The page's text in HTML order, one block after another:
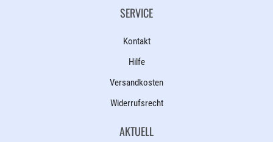
SERVICE
Kontakt
Hilfe
Versandkosten
Widerrufsrecht
AKTUELL